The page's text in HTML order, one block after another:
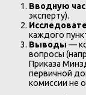
Вводную
эксперту).
каждого
Выводы —
вопросы
Приказа
первичной
комиссии не